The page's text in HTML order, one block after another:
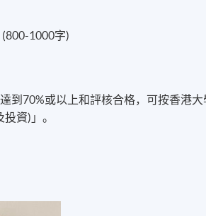
1000字)
到70%或以上和評核合格，可按香港
資)」。